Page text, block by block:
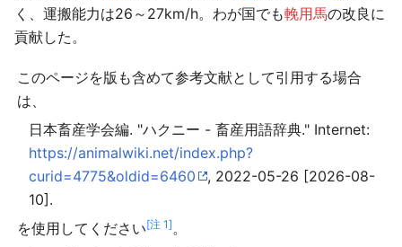
く、運搬能力は26～27km/h。わが国でも輓用馬の改良に
貢献した。
このページを版も含めて参考文献として引用する場合
は、
日本畜産学会編. "ハクニー - 畜産用語辞典." Internet:
https://animalwiki.net/index.php?
curid=4775&oldid=6460
, 2022-05-26 [2026-08-
10].
を使用してください[注 1]。